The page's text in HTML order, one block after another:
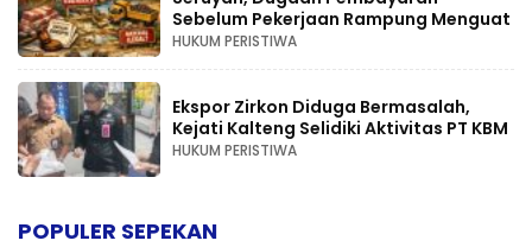
Sebelum Pekerjaan Rampung Menguat
HUKUM PERISTIWA
Ekspor Zirkon Diduga Bermasalah,
Kejati Kalteng Selidiki Aktivitas PT KBM
HUKUM PERISTIWA
POPULER SEPEKAN